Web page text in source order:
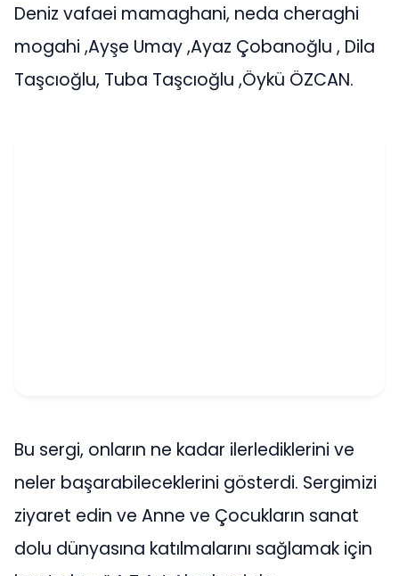
Deniz vafaei mamaghani, neda cheraghi
mogahi ,Ayşe Umay ,Ayaz Çobanoğlu , Dila
Taşcıoğlu, Tuba Taşcıoğlu ,Öykü ÖZCAN.
Bu sergi, onların ne kadar ilerlediklerini ve
neler başarabileceklerini gösterdi. Sergimizi
ziyaret edin ve Anne ve Çocukların sanat
dolu dünyasına katılmalarını sağlamak için